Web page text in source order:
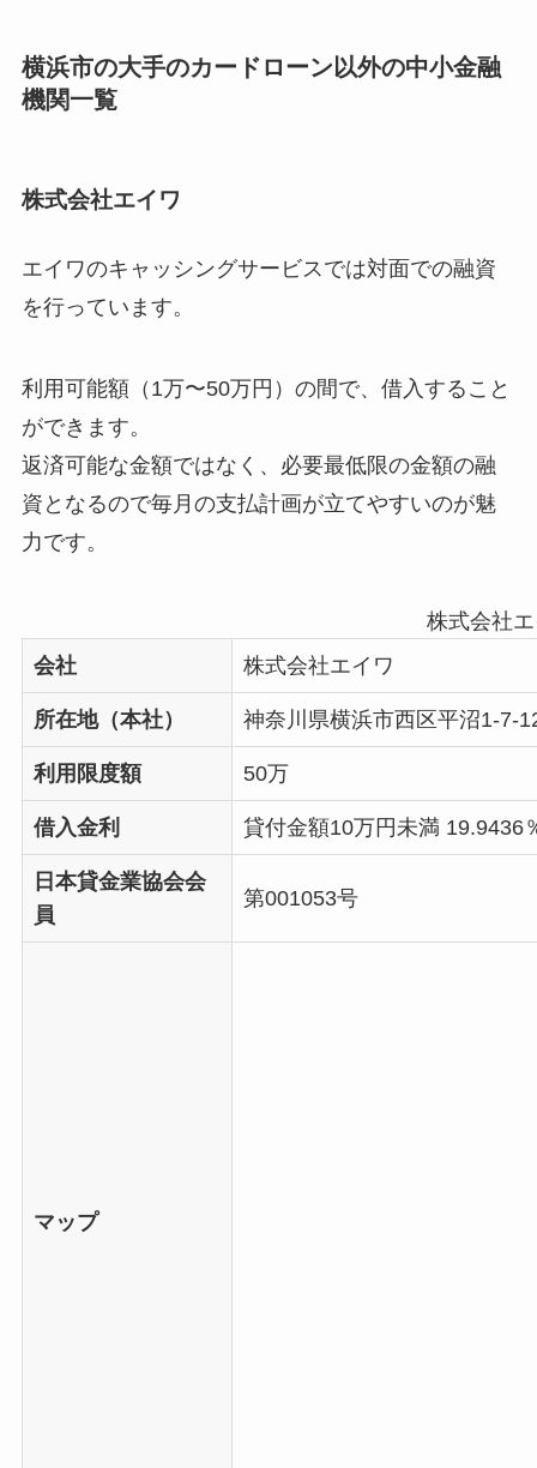
横浜市の大手のカードローン以外の中小金融
機関一覧
株式会社エイワ
エイワのキャッシングサービスでは対面での融資
を行っています。
利用可能額（1万〜50万円）の間で、借入すること
ができます。
返済可能な金額ではなく、必要最低限の金額の融
資となるので毎月の支払計画が立てやすいのが魅
力です。
株式会社
会社
株式会社エイワ
所在地（本社） 神奈川県横浜市西区平沼1-7-
利用限度額 50万
借入金利 貸付金額10万円未満 19.9436
日本貸金業協会会
員
第001053号
マップ